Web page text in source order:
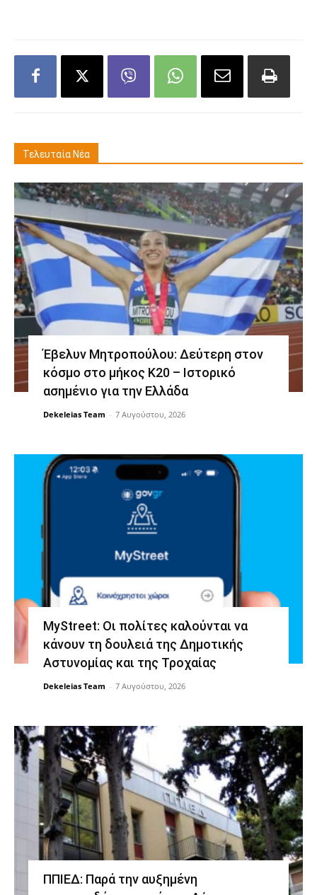
Τελευταία Νέα
Έβελυν Μητροπούλου: Δεύτερη στον
κόσμο στο μήκος Κ20 – Ιστορικό
ασημένιο για την Ελλάδα
Dekeleias Team - 7 Αυγούστου, 2026
MyStreet: Οι πολίτες καλούνται να
κάνουν τη δουλειά της Δημοτικής
Αστυνομίας και της Τροχαίας
Dekeleias Team - 7 Αυγούστου, 2026
ΠΠΙΕΔ: Παρά την αυξημένη